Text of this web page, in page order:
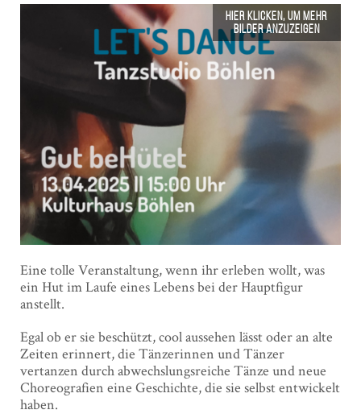
Eine tolle Veranstaltung, wenn ihr erleben wollt, was
ein Hut im Laufe eines Lebens bei der Hauptfigur
anstellt.
Egal ob er sie beschützt, cool aussehen lässt oder an alte
Zeiten erinnert, die Tänzerinnen und Tänzer
vertanzen durch abwechslungsreiche Tänze und neue
Choreografien eine Geschichte, die sie selbst entwickelt
haben.